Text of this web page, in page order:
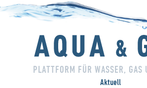
PLATTFORM FÜR WASSER, GAS
Aktuell